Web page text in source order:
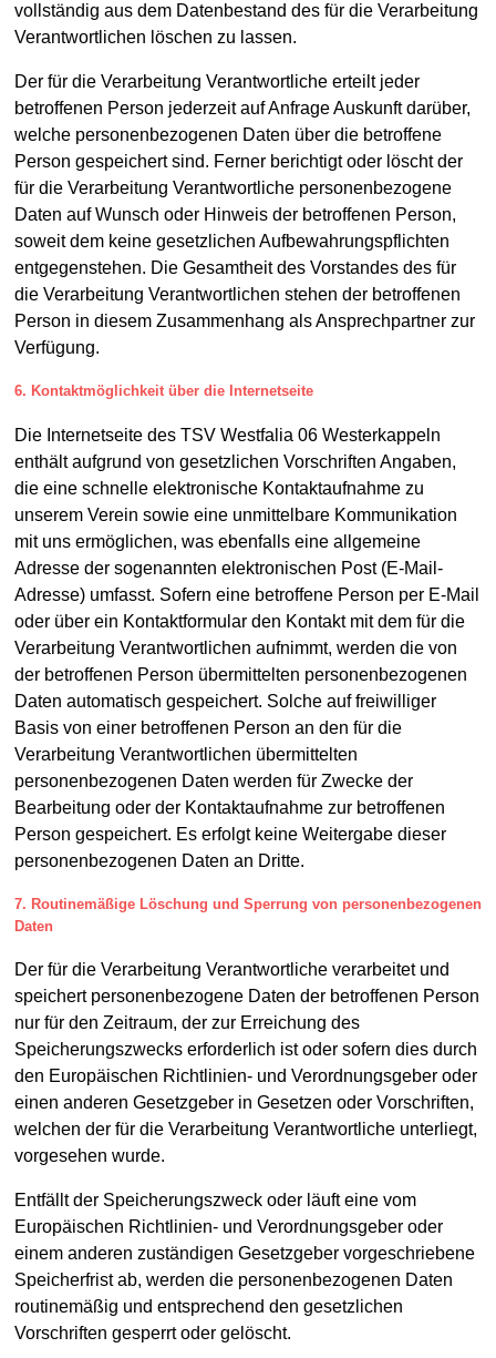
vollständig aus dem Datenbestand des für die Verarbeitung
Verantwortlichen löschen zu lassen.
Der für die Verarbeitung Verantwortliche erteilt jeder
betroffenen Person jederzeit auf Anfrage Auskunft darüber,
welche personenbezogenen Daten über die betroffene
Person gespeichert sind. Ferner berichtigt oder löscht der
für die Verarbeitung Verantwortliche personenbezogene
Daten auf Wunsch oder Hinweis der betroffenen Person,
soweit dem keine gesetzlichen Aufbewahrungspflichten
entgegenstehen. Die Gesamtheit des Vorstandes des für
die Verarbeitung Verantwortlichen stehen der betroffenen
Person in diesem Zusammenhang als Ansprechpartner zur
Verfügung.
6. Kontaktmöglichkeit über die Internetseite
Die Internetseite des TSV Westfalia 06 Westerkappeln
enthält aufgrund von gesetzlichen Vorschriften Angaben,
die eine schnelle elektronische Kontaktaufnahme zu
unserem Verein sowie eine unmittelbare Kommunikation
mit uns ermöglichen, was ebenfalls eine allgemeine
Adresse der sogenannten elektronischen Post (E-Mail-
Adresse) umfasst. Sofern eine betroffene Person per E-Mail
oder über ein Kontaktformular den Kontakt mit dem für die
Verarbeitung Verantwortlichen aufnimmt, werden die von
der betroffenen Person übermittelten personenbezogenen
Daten automatisch gespeichert. Solche auf freiwilliger
Basis von einer betroffenen Person an den für die
Verarbeitung Verantwortlichen übermittelten
personenbezogenen Daten werden für Zwecke der
Bearbeitung oder der Kontaktaufnahme zur betroffenen
Person gespeichert. Es erfolgt keine Weitergabe dieser
personenbezogenen Daten an Dritte.
7. Routinemäßige Löschung und Sperrung von personenbezogenen
Daten
Der für die Verarbeitung Verantwortliche verarbeitet und
speichert personenbezogene Daten der betroffenen Person
nur für den Zeitraum, der zur Erreichung des
Speicherungszwecks erforderlich ist oder sofern dies durch
den Europäischen Richtlinien- und Verordnungsgeber oder
einen anderen Gesetzgeber in Gesetzen oder Vorschriften,
welchen der für die Verarbeitung Verantwortliche unterliegt,
vorgesehen wurde.
Entfällt der Speicherungszweck oder läuft eine vom
Europäischen Richtlinien- und Verordnungsgeber oder
einem anderen zuständigen Gesetzgeber vorgeschriebene
Speicherfrist ab, werden die personenbezogenen Daten
routinemäßig und entsprechend den gesetzlichen
Vorschriften gesperrt oder gelöscht.